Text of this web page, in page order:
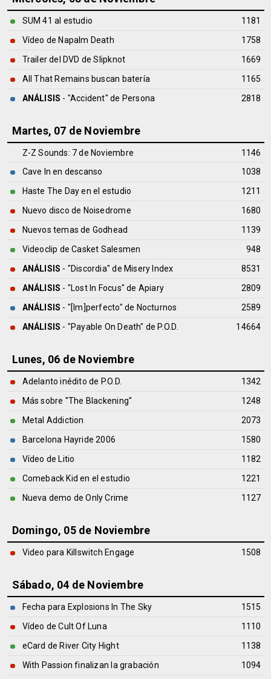
SUM 41 al estudio
1181
Vídeo de Napalm Death
1758
Trailer del DVD de Slipknot
1669
All That Remains buscan batería
1165
ANÁLISIS - "Accident" de Persona 2818
Martes, 07 de Noviembre
Z-Z Sounds: 7 de Noviembre
1146
Cave In en descanso
1038
Haste The Day en el estudio
1211
Nuevo disco de Noisedrome
1680
Nuevos temas de Godhead
1139
Videoclip de Casket Salesmen
948
ANÁLISIS - "Discordia" de Misery Index
8531
ANÁLISIS - "Lost In Focus" de Apiary
2809
ANÁLISIS - "[Im]perfecto" de Nocturnos
2589
ANÁLISIS - "Payable On Death" de P.O.D. 14664
Lunes, 06 de Noviembre
Adelanto inédito de P.O.D.
1342
Más sobre ''The Blackening''
1248
Metal Addiction
2073
Barcelona Hayride 2006
1580
Vídeo de Litio
1182
Comeback Kid en el estudio
1221
Nueva demo de Only Crime
1127
Domingo, 05 de Noviembre
Video para Killswitch Engage 1508
Sábado, 04 de Noviembre
Fecha para Explosions In The Sky
1515
Vídeo de Cult Of Luna
1110
eCard de River City Hight
1138
With Passion finalizan la grabación
1094